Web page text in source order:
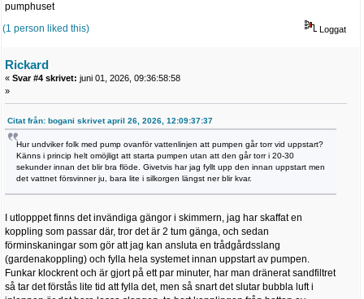
pumphuset
Loggat
(1 person liked this)
Rickard
« Svar #4 skrivet: juni 01, 2026, 09:36:58:58
»
Citat från: bogani skrivet april 26, 2026, 12:09:37:37
Hur undviker folk med pump ovanför vattenlinjen att pumpen går torr vid uppstart?
Känns i princip helt omöjligt att starta pumpen utan att den går torr i 20-30
sekunder innan det blir bra flöde. Givetvis har jag fyllt upp den innan uppstart men
det vattnet försvinner ju, bara lite i silkorgen längst ner blir kvar.
I utlopppet finns det invändiga gängor i skimmern, jag har skaffat en
koppling som passar där, tror det är 2 tum gänga, och sedan
förminskaningar som gör att jag kan ansluta en trådgårdsslang
(gardenakoppling) och fylla hela systemet innan uppstart av pumpen.
Funkar klockrent och är gjort på ett par minuter, har man dränerat sandfiltret
så tar det förstås lite tid att fylla det, men så snart det slutar bubbla luft i